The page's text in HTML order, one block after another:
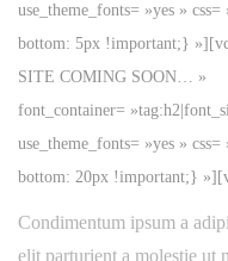
use_theme_fonts= »yes »
bottom: 5px !important;}
SITE COMING SOON… »
font_container=
use_theme_fonts= »yes »
bottom: 20px !important;}
Condimentum ipsum a
elit parturient a molestie ut